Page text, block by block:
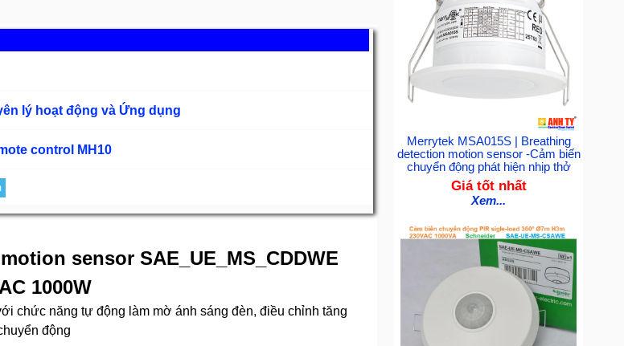
lý hoạt động và Ứng dụng
control MH10
sensor SAE_UE_MS_CDDWE
1000W
chức năng tự động làm mờ ánh sáng đèn, điều chỉnh tăng
động
Merrytek MSA015S | Breathing
detection motion sensor -Cảm biến
chuyển động phát hiện nhịp thở
Giá tốt nhất
Xem...